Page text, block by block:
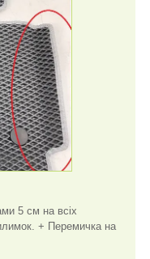
5 см на всіх
+ Перемичка на